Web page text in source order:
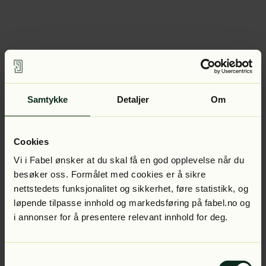
Samtykke Detaljer Om
Cookies
Vi i Fabel ønsker at du skal få en god opplevelse når du
besøker oss. Formålet med cookies er å sikre
nettstedets funksjonalitet og sikkerhet, føre statistikk, og
løpende tilpasse innhold og markedsføring på fabel.no og
i annonser for å presentere relevant innhold for deg.